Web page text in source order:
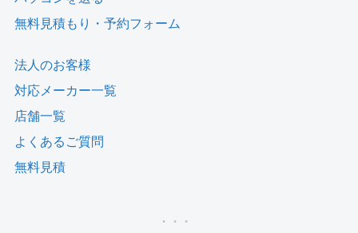
無料見積もり・予約フォーム
法人のお客様
対応メーカー一覧
店舗一覧
よくあるご質問
無料見積